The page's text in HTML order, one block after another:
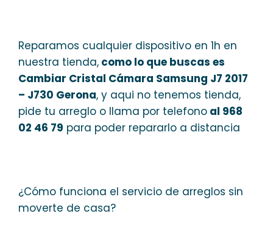
Reparamos cualquier dispositivo en 1h en
nuestra tienda, como lo que buscas es
Cambiar Cristal Cámara Samsung J7 2017
– J730 Gerona, y aqui no tenemos tienda,
pide tu arreglo o llama por telefono al 968
02 46 79 para poder repararlo a distancia
¿Cómo funciona el servicio de arreglos sin
moverte de casa?